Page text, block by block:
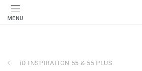
MENU
iD INSPIRATION 55 & 55 PLUS